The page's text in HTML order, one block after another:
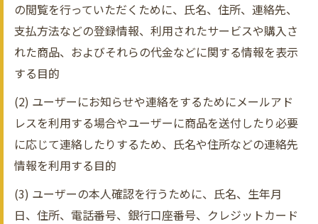
の閲覧を行っていただくために、氏名、住所、連絡先、
支払方法などの登録情報、利用されたサービスや購入さ
れた商品、およびそれらの代金などに関する情報を表示
する目的
(2) ユーザーにお知らせや連絡をするためにメールアド
レスを利用する場合やユーザーに商品を送付したり必要
に応じて連絡したりするため、氏名や住所などの連絡先
情報を利用する目的
(3) ユーザーの本人確認を行うために、氏名、生年月
日、住所、電話番号、銀行口座番号、クレジットカード